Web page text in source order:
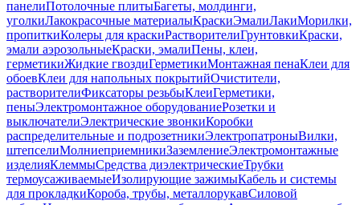
панелиПотолочные плитыБагеты, молдинги,
уголкиЛакокрасочные материалыКраскиЭмалиЛакиМорилки,
пропиткиКолеры для краскиРастворителиГрунтовкиКраски,
эмали аэрозольныеКраски, эмалиПены, клеи,
герметикиЖидкие гвоздиГерметикиМонтажная пенаКлеи для
обоевКлеи для напольных покрытийОчистители,
растворителиФиксаторы резьбыКлеиГерметики,
пеныЭлектромонтажное оборудованиеРозетки и
выключателиЭлектрические звонкиКоробки
распределительные и подрозетникиЭлектропатроныВилки,
штепселиМолниеприемникиЗаземлениеЭлектромонтажные
изделияКлеммыСредства диэлектрическиеТрубки
термоусаживаемыеИзолирующие зажимыКабель и системы
для прокладкиКороба, трубы, металлорукавСиловой